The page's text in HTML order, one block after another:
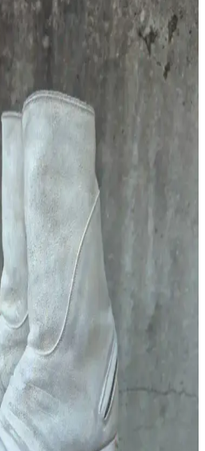
Uyumlu Şapka
İpuçları
uyumlu şapka seçimi, mevsim, ortam
bulundurularak yapılmalıdır.
öne çıkar.
Doğru Fit ve
İpuçları
konfor ve uyumun sağlanması için
uygun beden seçimi ve
hizmeti ekstra rahatlık sağlar.
Kot Pantolonun
Süreci İncelemesi
pantolon, sert ve dayanıklı 21 ons
kullanıma uygundur. Kumaş zamanla
seçimi konforu artırır. Yıkama ise
Ayakkabı Konforu ve
Moda Rehberi
ayakkabı konforuna, kumaş
kapsamlı moda rehberi
dengesi vurgulanmıştır.